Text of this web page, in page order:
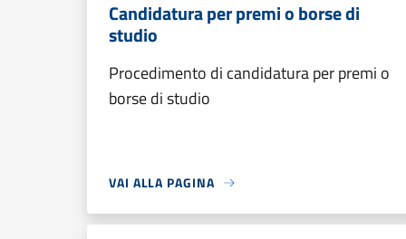
Candidatura per premi o borse di
studio
Procedimento di candidatura per premi o
borse di studio
VAI ALLA PAGINA